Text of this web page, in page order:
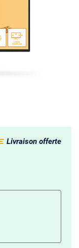
Livraison offerte